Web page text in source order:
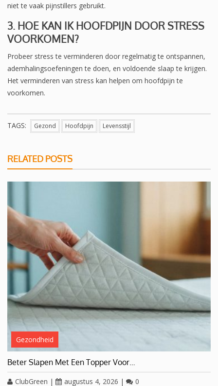
niet te vaak pijnstillers gebruikt.
3. HOE KAN IK HOOFDPIJN DOOR STRESS
VOORKOMEN?
Probeer stress te verminderen door regelmatig te ontspannen,
ademhalingsoefeningen te doen, en voldoende slaap te krijgen.
Het verminderen van stress kan helpen om hoofdpijn te
voorkomen.
TAGS: Gezond Hoofdpijn Levensstijl
RELATED POSTS
Gezondheid
Beter Slapen Met Een Topper Voor…
ClubGreen | augustus 4, 2026 | 0